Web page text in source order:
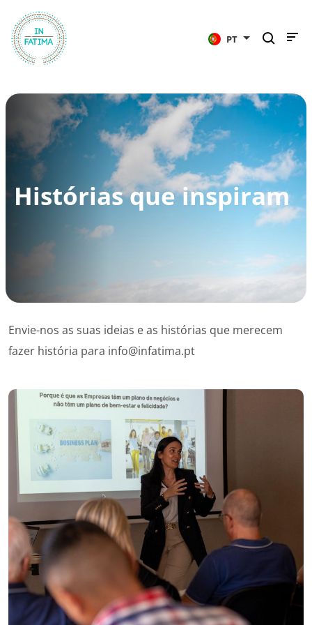
PT
Histórias que inspiram
Envie-nos as suas ideias e as histórias que merecem
fazer história para info@infatima.pt